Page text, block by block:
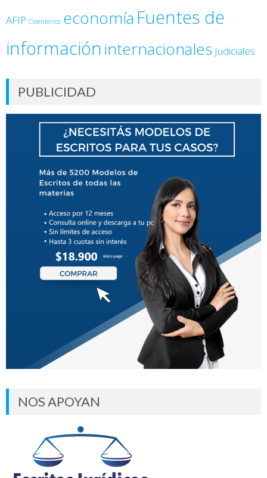
AFIP Ciberdelitos economía Fuentes de
informacióninternacionales Judiciales
PUBLICIDAD
NOS APOYAN